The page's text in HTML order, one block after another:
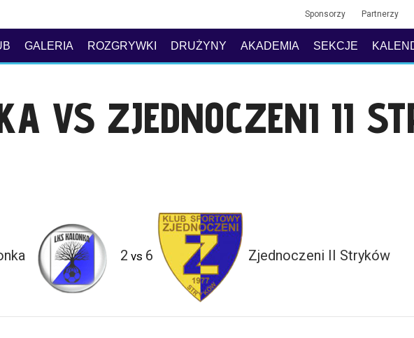
Sponsorzy Partnerzy
GALERIA ROZGRYWKI DRUŻYNY AKADEMIA SEKCJE
VS ZJEDNOCZENI II
2 vs 6 Zjednoczeni II Stryków